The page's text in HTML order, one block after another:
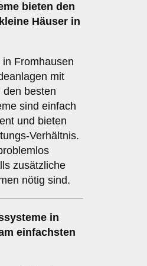
bieten den
Häuser in
Fromhausen
mit
den besten
sind einfach
und bieten
Verhältnis.
zusätzliche
nötig sind.
in
einfachsten